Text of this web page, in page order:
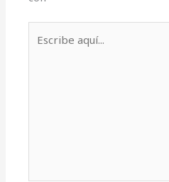
aquí...